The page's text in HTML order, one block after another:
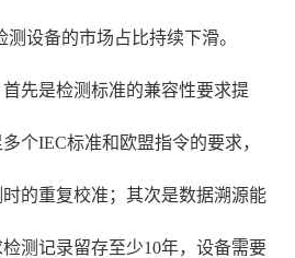
测设备的市场占比持续下滑。
先是检测标准的兼容性要求提
个IEC标准和欧盟指令的要求，
的重复校准；其次是数据溯源能
测记录留存至少10年，设备需要